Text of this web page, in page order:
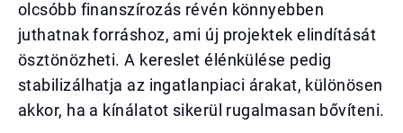
olcsóbb finanszírozás révén könnyebben
juthatnak forráshoz, ami új projektek elindítását
ösztönözheti. A kereslet élénkülése pedig
stabilizálhatja az ingatlanpiaci árakat, különösen
akkor, ha a kínálatot sikerül rugalmasan bővíteni.